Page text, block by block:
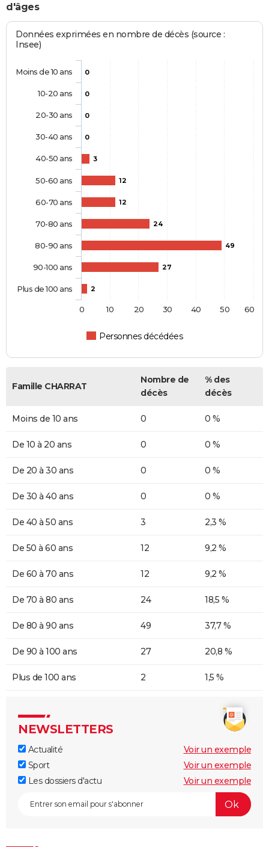
d'âges
Données exprimées en nombre de décès (source :
Insee)
0
0
0
0
3
12
12
24
49
27
2
Personnes décédées
Moins de 10 ans
10-20 ans
20-30 ans
30-40 ans
40-50 ans
50-60 ans
60-70 ans
70-80 ans
80-90 ans
90-100 ans
Plus de 100 ans
0 10 20 30 40 50 60
Famille CHARRAT
Nombre de
décès
% des
décès
Moins de 10 ans 0 0 %
De 10 à 20 ans 0 0 %
De 20 à 30 ans 0 0 %
De 30 à 40 ans 0 0 %
De 40 à 50 ans 3 2,3 %
De 50 à 60 ans 12 9,2 %
De 60 à 70 ans 12 9,2 %
De 70 à 80 ans 24 18,5 %
De 80 à 90 ans 49 37,7 %
De 90 à 100 ans 27 20,8 %
Plus de 100 ans 2 1,5 %
NEWSLETTERS
Actualité
Voir un exemple
Sport
Voir un exemple
Les dossiers d'actu
Voir un exemple